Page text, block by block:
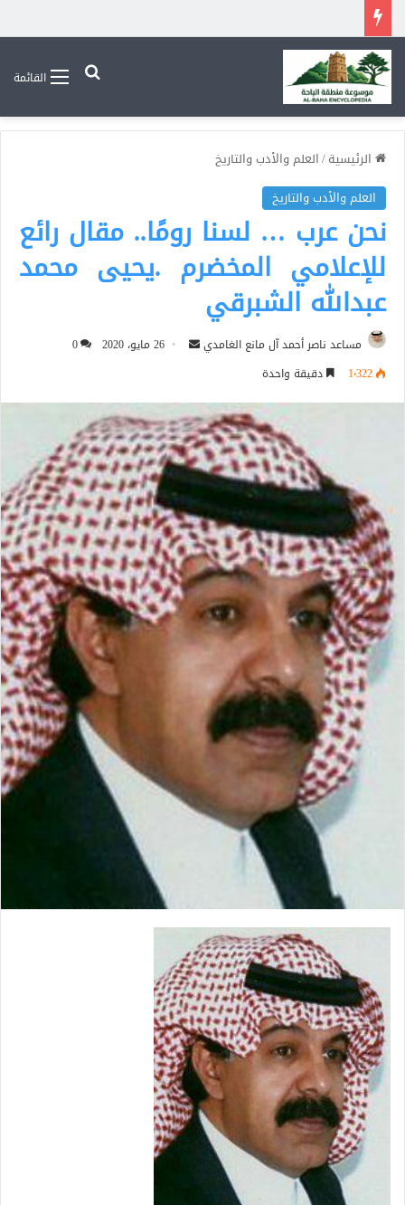
القائمةبحث عن
الرئيسية/العلم والأدب والتاريخ
العلم والأدب والتاريخ
نحن عرب … لسنا رومًا.. مقال رائع
للإعلامي المخضرم .يحيى محمد
عبدالله الشبرقي
مساعد ناصر أحمد آل مانع الغامدي
أرسل 26 مايو، 2020
0
1٬322
دقيقة واحدة